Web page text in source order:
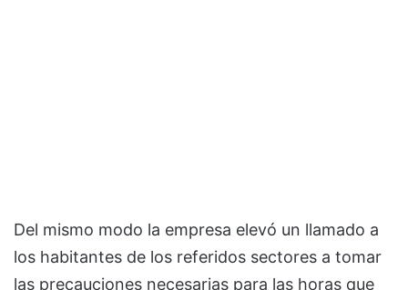
Del mismo modo la empresa elevó un llamado a
los habitantes de los referidos sectores a tomar
las precauciones necesarias para las horas que